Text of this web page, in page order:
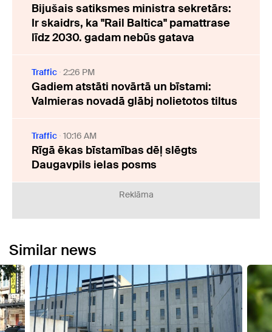
Bijušais satiksmes ministra sekretārs:
Ir skaidrs, ka "Rail Baltica" pamattrase
līdz 2030. gadam nebūs gatava
Traffic 2:26 PM
Gadiem atstāti novārtā un bīstami:
Valmieras novadā glābj nolietotos tiltus
Traffic 10:16 AM
Rīgā ēkas bīstamības dēļ slēgts
Daugavpils ielas posms
Reklāma
Similar news